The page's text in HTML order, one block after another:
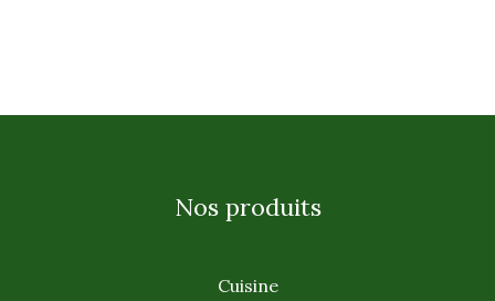
Nos produits
Cuisine